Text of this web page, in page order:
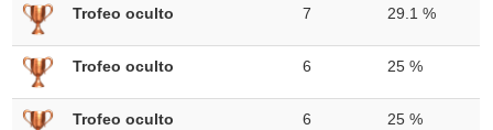
Trofeo oculto 7 29.1 %
Trofeo oculto 6 25 %
Trofeo oculto 6 25 %